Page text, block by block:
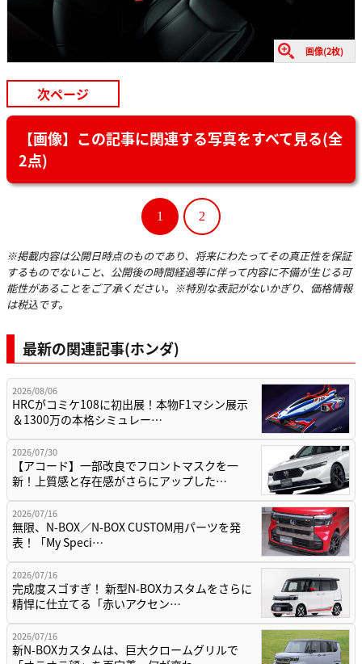
画像(2枚)
次ページ
【画像】この記事に関連する写真をすべて見る(全
2点)
1 2
※掲載内容は公開日時点のものであり、将来にわたってその真正性を保証
するものでないこと、公開後の時間経過等に伴って内容に不備が生じる可
能性があることをご了承ください。※特別な表記がないかぎり、価格情報
は税込です。
最新の関連記事(ホンダ)
2026/08/06
HRCがコミケ108に初出展！本物F1マシン展示
＆1300万の本格シミュレー…
2026/07/30
【アコード】一部改良でフロントマスクを一
新！上質感と存在感がさらにアップした…
2026/07/16
無限、N-BOX／N-BOX CUSTOM用パーツを発
表！「My Speci…
2026/07/16
完成度スゴすぎ！ 新型N-BOXカスタムをさらに
精悍に仕立てる「赤いアクセン…
2026/07/16
新N-BOXカスタムは、巨大クロームグリルで